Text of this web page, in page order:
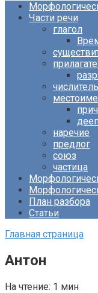
Части речи
глагол
наречие
предлог
союз
частица
План разбора
Статьи
Главная страница
Антон
На чтение: 1 мин